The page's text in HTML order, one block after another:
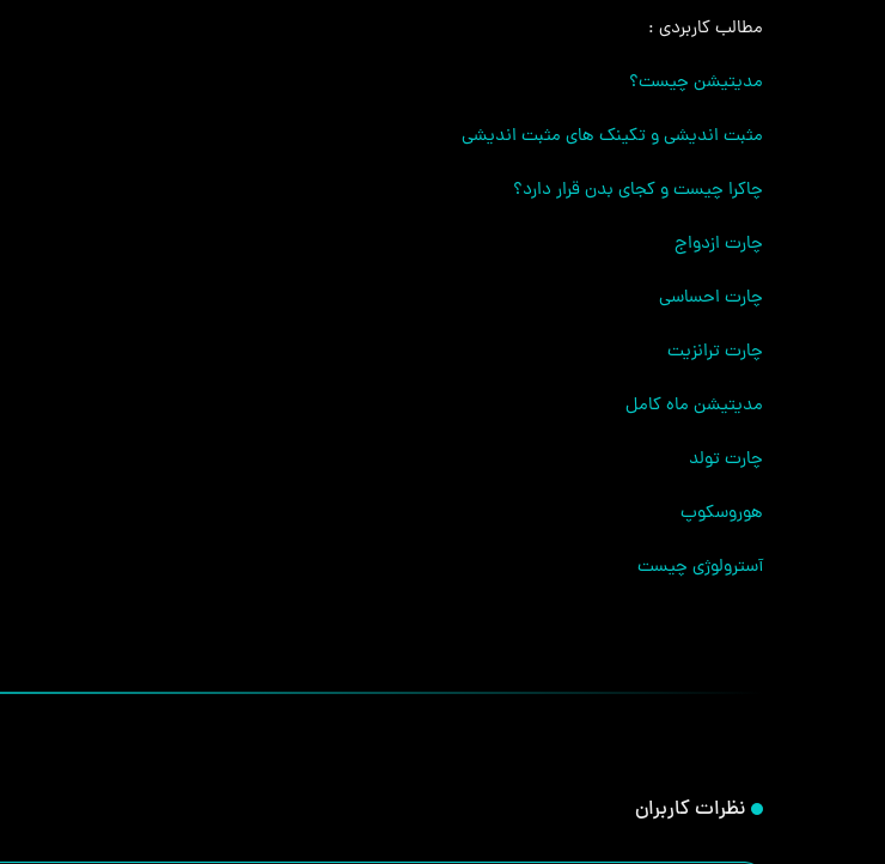
مطالب کاربردی :
مدیتیشن چیست؟
مثبت اندیشی و تکینک های مثبت اندیشی
چاکرا چیست و کجای بدن قرار دارد؟
چارت ازدواج
چارت احساسی
چارت ترانزیت
مدیتیشن ماه کامل
چارت تولد
هوروسکوپ
آسترولوژی چیست
نظرات کاربران